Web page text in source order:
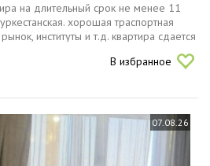
на длительный срок не менее 11
хорошая траспортная
институты и т.д. квартира сдается
и платежеспособным
В избранное
07.08.26